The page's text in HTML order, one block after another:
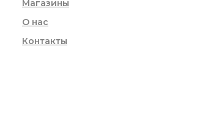
Магазины
О нас
Контакты